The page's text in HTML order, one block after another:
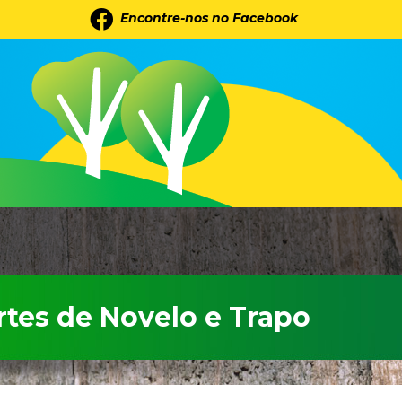
Encontre-nos no Facebook
de Novelo e Trapo